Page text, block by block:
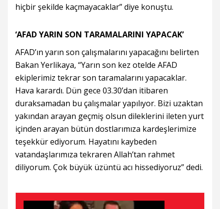
hiçbir şekilde kaçmayacaklar” diye konuştu.
‘AFAD YARIN SON TARAMALARINI YAPACAK’
AFAD’ın yarın son çalışmalarını yapacağını belirten
Bakan Yerlikaya, “Yarın son kez otelde AFAD
ekiplerimiz tekrar son taramalarını yapacaklar.
Hava karardı. Dün gece 03.30’dan itibaren
duraksamadan bu çalışmalar yapılıyor. Bizi uzaktan
yakından arayan geçmiş olsun dileklerini ileten yurt
içinden arayan bütün dostlarımıza kardeşlerimize
teşekkür ediyorum. Hayatını kaybeden
vatandaşlarımıza tekraren Allah’tan rahmet
diliyorum. Çok büyük üzüntü acı hissediyoruz” dedi.